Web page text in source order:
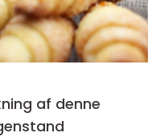
af denne